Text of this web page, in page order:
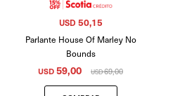
Parlante House Of Marley No
Bounds
USD59,00 USD69,00
USD 50,15